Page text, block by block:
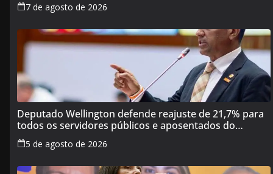
7 de agosto de 2026
Deputado Wellington defende reajuste de 21,7% para
todos os servidores públicos e aposentados do
Maranhão
5 de agosto de 2026